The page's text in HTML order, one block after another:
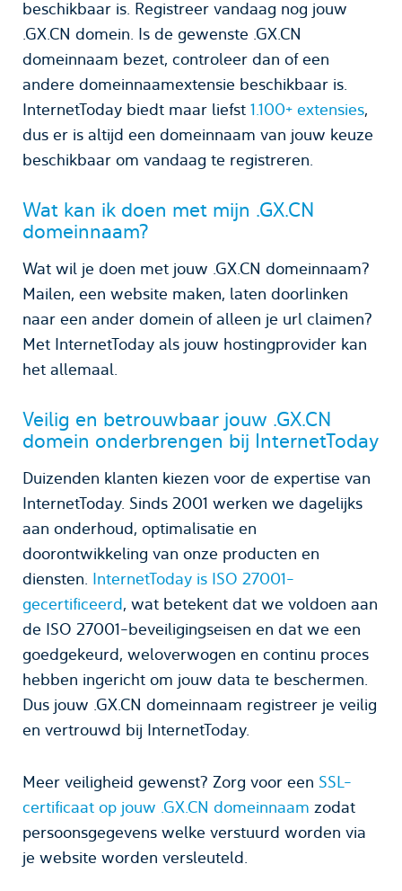
beschikbaar is. Registreer vandaag nog jouw
.GX.CN domein. Is de gewenste .GX.CN
domeinnaam bezet, controleer dan of een
andere domeinnaamextensie beschikbaar is.
InternetToday biedt maar liefst 1.100+ extensies,
dus er is altijd een domeinnaam van jouw keuze
beschikbaar om vandaag te registreren.
Wat kan ik doen met mijn .GX.CN
domeinnaam?
Wat wil je doen met jouw .GX.CN domeinnaam?
Mailen, een website maken, laten doorlinken
naar een ander domein of alleen je url claimen?
Met InternetToday als jouw hostingprovider kan
het allemaal.
Veilig en betrouwbaar jouw .GX.CN
domein onderbrengen bij InternetToday
Duizenden klanten kiezen voor de expertise van
InternetToday. Sinds 2001 werken we dagelijks
aan onderhoud, optimalisatie en
doorontwikkeling van onze producten en
diensten. InternetToday is ISO 27001-
gecertificeerd, wat betekent dat we voldoen aan
de ISO 27001-beveiligingseisen en dat we een
goedgekeurd, weloverwogen en continu proces
hebben ingericht om jouw data te beschermen.
Dus jouw .GX.CN domeinnaam registreer je veilig
en vertrouwd bij InternetToday.
Meer veiligheid gewenst? Zorg voor een SSL-
certificaat op jouw .GX.CN domeinnaam zodat
persoonsgegevens welke verstuurd worden via
je website worden versleuteld.